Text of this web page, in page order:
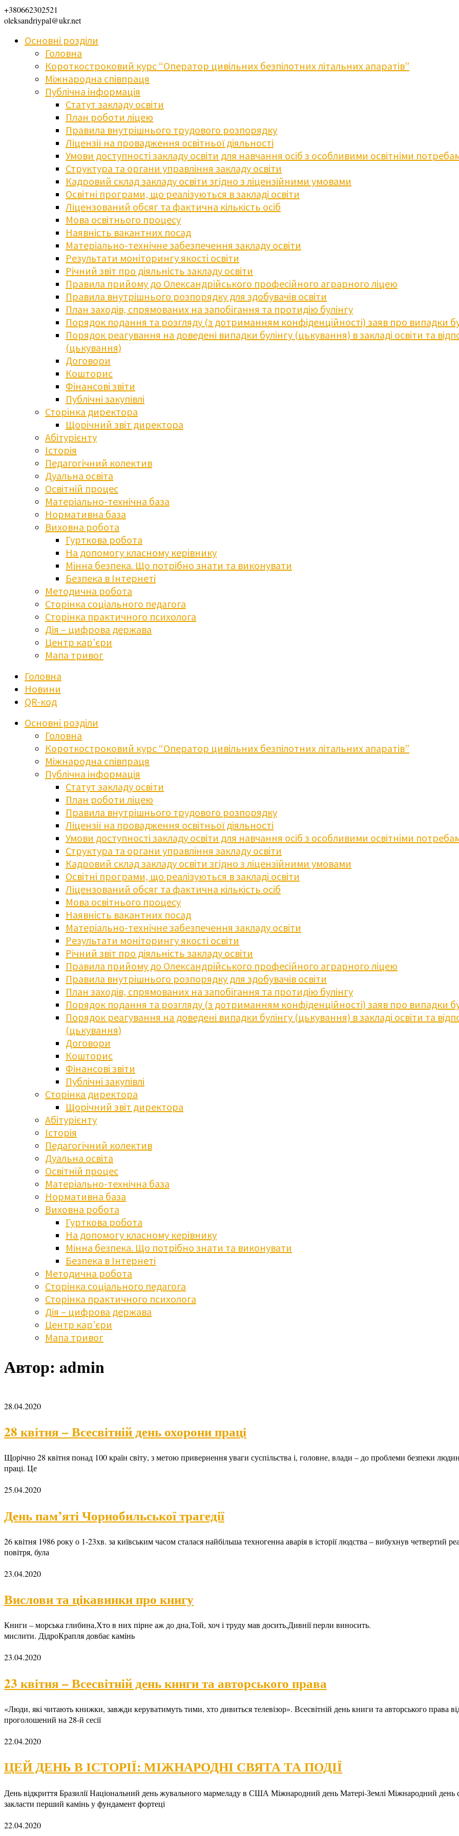
+380662302521
oleksandriypal@ukr.net
Основні розділи
Головна
Короткостроковий курс “Оператор цивільних безпілотних літальних апаратів”
Міжнародна співпраця
Публічна інформація
Статут закладу освіти
План роботи ліцею
Правила внутрішнього трудового розпорядку
Ліцензії на провадження освітньої діяльності
Умови доступності закладу освіти для навчання осіб з особливими освітніми
Структура та органи управління закладу освіти
Кадровий склад закладу освіти згідно з ліцензійними умовами
Освітні програми, що реалізуються в закладі освіти
Ліцензований обсяг та фактична кількість осіб
Мова освітнього процесу
Наявність вакантних посад
Матеріально-технічне забезпечення закладу освіти
Результати моніторингу якості освіти
Річний звіт про діяльність закладу освіти
Правила прийому до Олександрійського професійного аграрного ліцею
Правила внутрішнього розпорядку для здобувачів освіти
План заходів, спрямованих на запобігання та протидію булінгу
Порядок подання та розгляду (з дотриманням конфіденційності) заяв про випадки
Порядок реагування на доведені випадки булінгу (цькування) в закладі освіти та
(цькування)
Договори
Кошторис
Фінансові звіти
Публічні закупівлі
Сторінка директора
Щорічний звіт директора
Абітурієнту
Історія
Педагогічний колектив
Дуальна освіта
Освітній процес
Матеріально-технічна база
Нормативна база
Виховна робота
Гурткова робота
На допомогу класному керівнику
Мінна безпека. Що потрібно знати та виконувати
Безпека в Інтернеті
Методична робота
Сторінка соціального педагога
Сторінка практичного психолога
Дія – цифрова держава
Центр кар’єри
Мапа тривог
Головна
Новини
QR-код
Основні розділи
Головна
Короткостроковий курс “Оператор цивільних безпілотних літальних апаратів”
Міжнародна співпраця
Публічна інформація
Статут закладу освіти
План роботи ліцею
Правила внутрішнього трудового розпорядку
Ліцензії на провадження освітньої діяльності
Умови доступності закладу освіти для навчання осіб з особливими освітніми
Структура та органи управління закладу освіти
Кадровий склад закладу освіти згідно з ліцензійними умовами
Освітні програми, що реалізуються в закладі освіти
Ліцензований обсяг та фактична кількість осіб
Мова освітнього процесу
Наявність вакантних посад
Матеріально-технічне забезпечення закладу освіти
Результати моніторингу якості освіти
Річний звіт про діяльність закладу освіти
Правила прийому до Олександрійського професійного аграрного ліцею
Правила внутрішнього розпорядку для здобувачів освіти
План заходів, спрямованих на запобігання та протидію булінгу
Порядок подання та розгляду (з дотриманням конфіденційності) заяв про випадки
Порядок реагування на доведені випадки булінгу (цькування) в закладі освіти та
(цькування)
Договори
Кошторис
Фінансові звіти
Публічні закупівлі
Сторінка директора
Щорічний звіт директора
Абітурієнту
Історія
Педагогічний колектив
Дуальна освіта
Освітній процес
Матеріально-технічна база
Нормативна база
Виховна робота
Гурткова робота
На допомогу класному керівнику
Мінна безпека. Що потрібно знати та виконувати
Безпека в Інтернеті
Методична робота
Сторінка соціального педагога
Сторінка практичного психолога
Дія – цифрова держава
Центр кар’єри
Мапа тривог
Автор: admin
28.04.2020
28 квітня – Всесвітній день охорони праці
Щорічно 28 квітня понад 100 країн світу, з метою привернення уваги суспільства і, головне, влади – до проблеми безпеки
праці. Це
25.04.2020
День пам’яті Чорнобильської трагедії
26 квітня 1986 року о 1-23хв. за київським часом сталася найбільша техногенна аварія в історії людства – вибухнув четвертий
повітря, була
23.04.2020
Вислови та цікавинки про книгу
Книги – морська глибина,Хто в них пірне аж до дна,Той, хоч і труду мав досить,Дивнії перли виносить.
мислити. ДідроКрапля довбає камінь
23.04.2020
23 квітня – Всесвітній день книги та авторського права
«Люди, які читають книжки, завжди керуватимуть тими, хто дивиться телевізор». Всесвітній день книги та авторського права
проголошений на 28-й сесії
22.04.2020
ЦЕЙ ДЕНЬ В ІСТОРІЇ: МІЖНАРОДНІ СВЯТА ТА ПОДІЇ
День відкриття Бразилії Національний день жувального мармеладу в США Міжнародний день Матері-Землі Міжнародний день
закласти перший камінь у фундамент фортеці
22.04.2020